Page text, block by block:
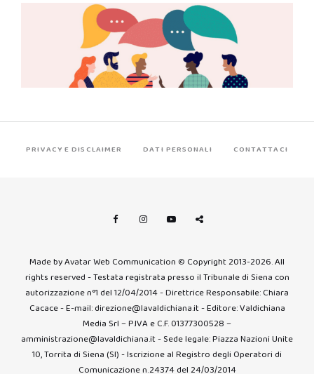
PRIVACY E DISCLAIMER DATI PERSONALI CONTATTACI
Made by Avatar Web Communication © Copyright 2013-2026. All
rights reserved - Testata registrata presso il Tribunale di Siena con
autorizzazione n°1 del 12/04/2014 - Direttrice Responsabile: Chiara
Cacace - E-mail: direzione@lavaldichiana.it - Editore: Valdichiana
Media Srl – P.IVA e C.F. 01377300528 –
amministrazione@lavaldichiana.it - Sede legale: Piazza Nazioni Unite
10, Torrita di Siena (SI) - Iscrizione al Registro degli Operatori di
Comunicazione n.24374 del 24/03/2014